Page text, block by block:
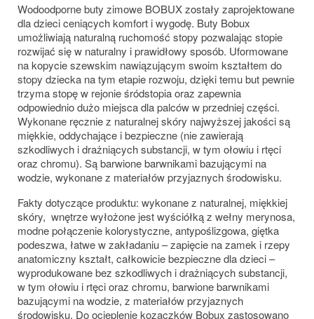
Wodoodporne buty zimowe BOBUX zostały zaprojektowane
dla dzieci ceniących komfort i wygodę. Buty Bobux
umożliwiają naturalną ruchomość stopy pozwalając stopie
rozwijać się w naturalny i prawidłowy sposób. Uformowane
na kopycie szewskim nawiązującym swoim kształtem do
stopy dziecka na tym etapie rozwoju, dzięki temu but pewnie
trzyma stopę w rejonie śródstopia oraz zapewnia
odpowiednio dużo miejsca dla palców w przedniej części.
Wykonane ręcznie z naturalnej skóry najwyższej jakości są
miękkie, oddychające i bezpieczne (nie zawierają
szkodliwych i drażniących substancji, w tym ołowiu i rtęci
oraz chromu). Są barwione barwnikami bazującymi na
wodzie, wykonane z materiałów przyjaznych środowisku.
Fakty dotyczące produktu: wykonane z naturalnej, miękkiej
skóry, wnętrze wyłożone jest wyściółką z wełny merynosa,
modne połączenie kolorystyczne, antypoślizgowa, giętka
podeszwa, łatwe w zakładaniu – zapięcie na zamek i rzepy
anatomiczny kształt, całkowicie bezpieczne dla dzieci –
wyprodukowane bez szkodliwych i drażniących substancji,
w tym ołowiu i rtęci oraz chromu, barwione barwnikami
bazującymi na wodzie, z materiałów przyjaznych
środowisku. Do ocieplenie kozaczków Bobux zastosowano